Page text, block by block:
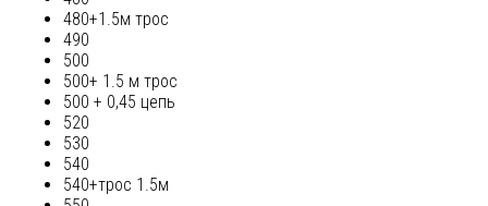
480+1.5м трос
490
500
500+ 1.5 м трос
500 + 0,45 цепь
520
530
540
540+трос 1.5м